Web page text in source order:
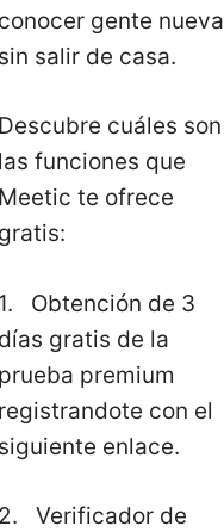
conocer gente nueva
sin salir de casa.
Descubre cuáles son
las funciones que
Meetic te ofrece
gratis:
1. Obtención de 3
días gratis de la
prueba premium
registrandote con el
siguiente enlace.
2. Verificador de